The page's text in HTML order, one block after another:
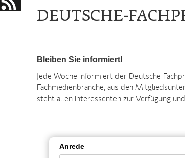
DEUTSCHE-
Bleiben Sie informiert!
Jede Woche informiert der Deutsche-
Fachmedienbranche, aus den
steht allen Interessenten zur Verfügung
Anrede